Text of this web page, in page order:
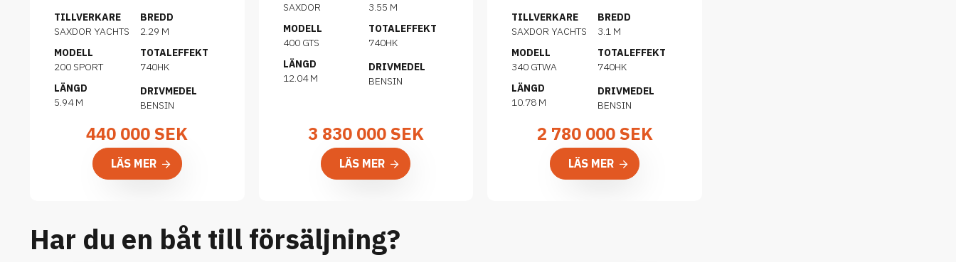
TILLVERKARE
SAXDOR YACHTS
MODELL
200 SPORT
LÄNGD
5.94 M
BREDD
2.29 M
TOTALEFFEKT
740HK
DRIVMEDEL
BENSIN
440 000SEK
LÄS MER
SAXDOR
MODELL
400 GTS
LÄNGD
12.04 M
3.55 M
TOTALEFFEKT
740HK
DRIVMEDEL
BENSIN
3 830 000SEK
LÄS MER
TILLVERKARE
SAXDOR YACHTS
MODELL
340 GTWA
LÄNGD
10.78 M
BREDD
3.1 M
TOTALEFFEKT
740HK
DRIVMEDEL
BENSIN
2 780 000SEK
LÄS MER
Har du en båt till försäljning?